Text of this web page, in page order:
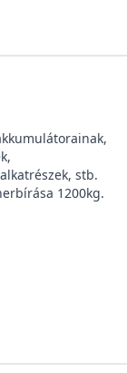
stb.
1200kg.